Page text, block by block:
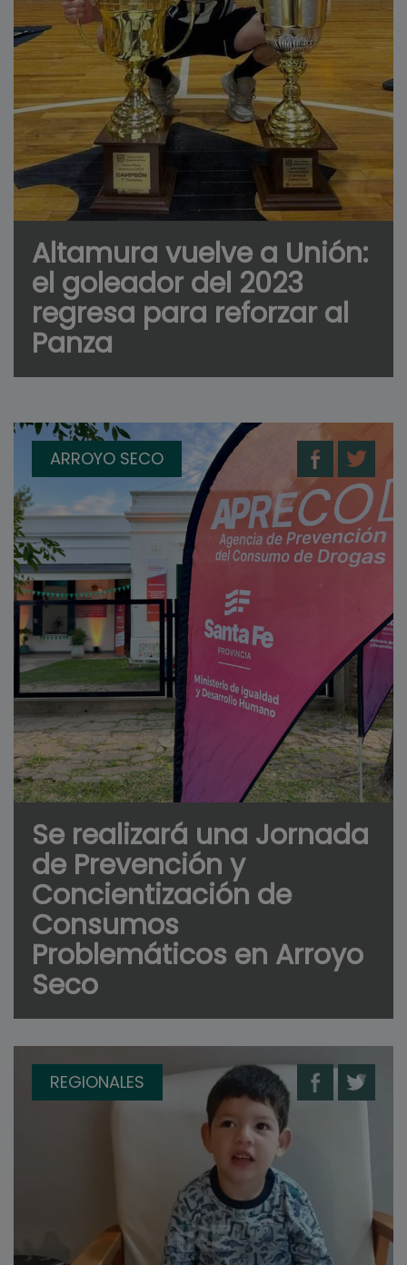
Altamura vuelve a Unión:
el goleador del 2023
regresa para reforzar al
Panza
ARROYO SECO
Se realizará una Jornada
de Prevención y
Concientización de
Consumos
Problemáticos en Arroyo
Seco
REGIONALES